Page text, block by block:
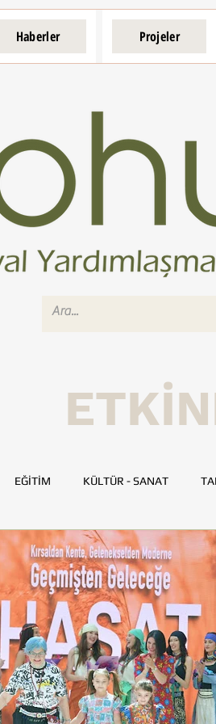
Haberler Projeler
EĞİTİM KÜLTÜR - SANAT
GENÇ TOHUMLUK İLETİŞİM
ESKİŞEHİR HATAY İSTANBUL
YAZARLARI BİLİM VE TEKNOLOJİ